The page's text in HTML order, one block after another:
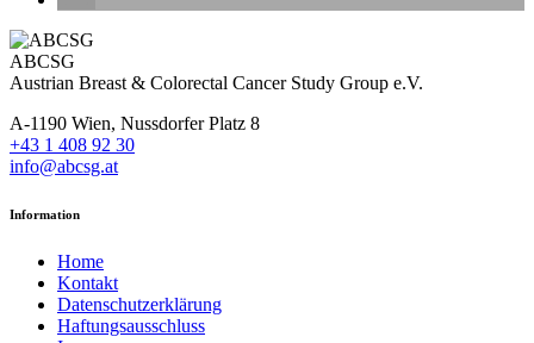
ABCSG
Austrian Breast & Colorectal Cancer Study Group e.V.
A-1190 Wien, Nussdorfer Platz 8
+43 1 408 92 30
info@abcsg.at
Information
Home
Kontakt
Datenschutzerklärung
Haftungsausschluss